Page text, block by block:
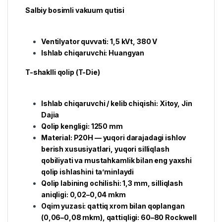
Salbiy bosimli vakuum qutisi
Ventilyator quvvati: 1,5 kVt, 380 V
Ishlab chiqaruvchi: Huangyan
T-shaklli qolip (T-Die)
Ishlab chiqaruvchi / kelib chiqishi: Xitoy, Jin
Dajia
Qolip kengligi: 1250 mm
Material: P20H — yuqori darajadagi ishlov
berish xususiyatlari, yuqori silliqlash
qobiliyati va mustahkamlik bilan eng yaxshi
qolip ishlashini ta’minlaydi
Qolip labining ochilishi: 1,3 mm, silliqlash
aniqligi: 0,02–0,04 mkm
Oqim yuzasi: qattiq xrom bilan qoplangan
(0,06–0,08 mkm), qattiqligi: 60–80 Rockwell